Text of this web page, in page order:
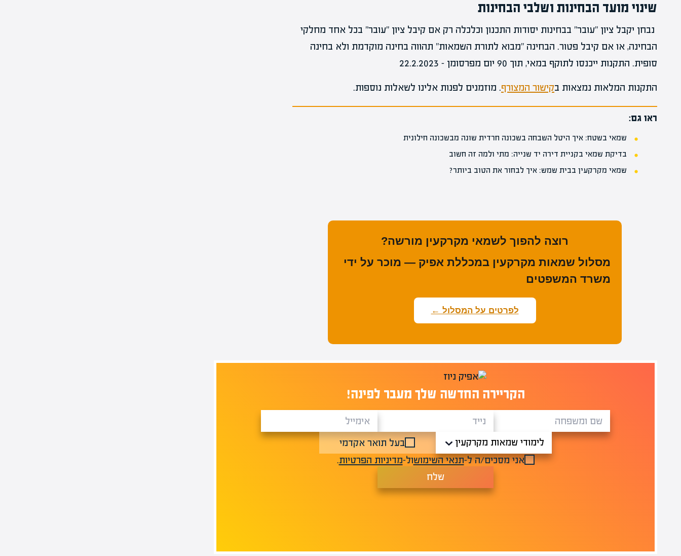
שינוי מועד הבחינות ושלבי הבחינות
נבחן יקבל ציון "עובר" בבחינות יסודות התכנון וכלכלה רק אם קיבל ציון "עובר" בכל אחד מחלקי
הבחינה, או אם קיבל פטור. הבחינה "מבוא לתורת השמאות" תהווה בחינה מוקדמת ולא בחינה
סופית. התקנות ייכנסו לתוקף במאי, תוך 90 יום מפרסומן – 22.2.2023
התקנות המלאות נמצאות בקישור המצורף. מוזמנים לפנות אלינו לשאלות נוספות.
ראו גם:
שמאי בשטח: איך היטל השבחה בשכונה חרדית שונה מבשכונה חילונית
בדיקת שמאי בקניית דירה יד שנייה: מתי ולמה זה חשוב
שמאי מקרקעין בבית שמש: איך לבחור את הטוב ביותר?
רוצה להפוך לשמאי מקרקעין מורשה?
מסלול שמאות מקרקעין במכללת אפיק — מוכר על ידי
משרד המשפטים
לפרטים על המסלול ←
הקריירה החדשה שלך מעבר לפינה!
בעל תואר אקדמי
אני מסכים/ה ל-תנאי השימושול-מדיניות הפרטיות.
שלח